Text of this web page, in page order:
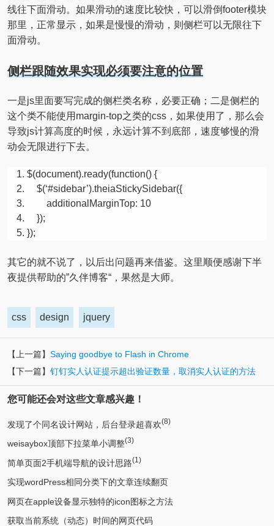
线往下面滑动。如果滑动的速度比较快，可以滑倒footer模块
那里，正常显示，如果是慢慢的滑动，则侧栏可以无限往下
面滑动。
侧栏跟随效果实现必须要注意的位置
一是js里面要写完成的侧栏类名称，必要正确；二是侧栏的
这个类不能使用margin-top之类的css，如果使用了，那么会
导致js计算高度的时候，永远计算不到底部，速度够慢的滑
动会无限进行下去。
$(document).ready(function() {
$(‘#sidebar’).theiaStickySidebar({
additionalMarginTop: 10
});
});
其它的就不说了，以后出问题再来借鉴。这里顺便感谢下半
夜提供帮助的”久伴博客“，果然是大师。
css design jquery
【上一篇】 Saying goodbye to Flash in Chrome
【下一篇】 钉钉实人认证提示超出验证数量，取消实人认证的方法
您可能还会对这些文章感兴趣！
发现了个同名设计网站，后台登录超喜欢(8)
weisaybox顶部下拉菜单小调整(3)
简单页面2手机端导航的设计思路(1)
实现wordPress相同分类下的文章连续翻页
网页在apple设备显示独特的icon图标之方法
获取当前系统（动态）时间的网页代码